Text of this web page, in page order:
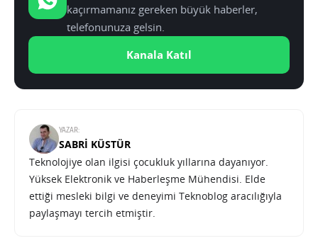
kaçırmamanız gereken büyük haberler,
telefonunuza gelsin.
Kanala Katıl
YAZAR:
SABRI KÜSTÜR
Teknolojiye olan ilgisi çocukluk yıllarına dayanıyor.
Yüksek Elektronik ve Haberleşme Mühendisi. Elde
ettiği mesleki bilgi ve deneyimi Teknoblog aracılığıyla
paylaşmayı tercih etmiştir.